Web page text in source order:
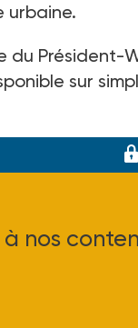
urbaine.
du Président-
sur
à nos